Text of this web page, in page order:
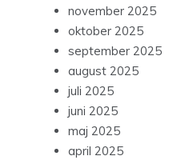
november 2025
oktober 2025
september 2025
august 2025
juli 2025
juni 2025
maj 2025
april 2025